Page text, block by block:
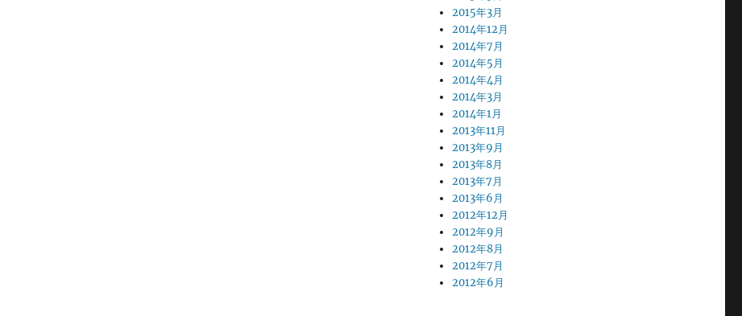
2015年3月
2014年12月
2014年7月
2014年5月
2014年4月
2014年3月
2014年1月
2013年11月
2013年9月
2013年8月
2013年7月
2013年6月
2012年12月
2012年9月
2012年8月
2012年7月
2012年6月